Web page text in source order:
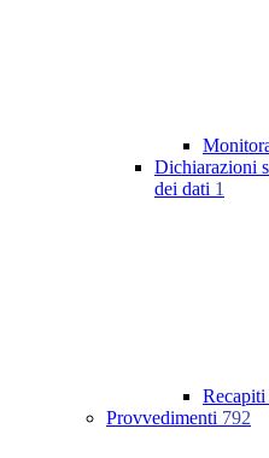
Dichiarazioni
dei dati 1
Provvedimenti 792